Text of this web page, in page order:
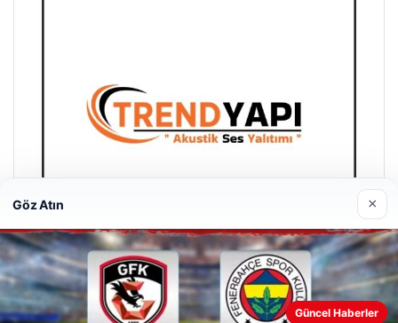
A Life Ankara Hastanesi
Göz Atın ×
Güncel Haberler